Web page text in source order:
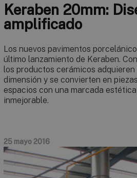
Keraben 20mm:
amplificado
Los nuevos pavimentos
último lanzamiento de Keraben.
los productos cerámicos adquieren
dimensión y se convierten en
espacios con una marcada
inmejorable.
25 mayo 2016